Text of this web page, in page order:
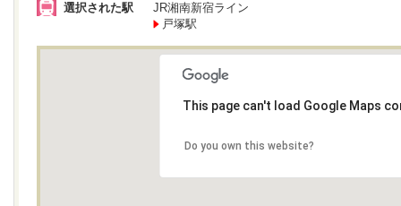
選択された駅
JR湘南新宿ライン
戸塚駅
This page can't load Google Maps
Do you own this website?